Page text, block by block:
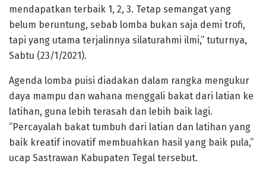
mendapatkan terbaik 1, 2, 3. Tetap semangat yang
belum beruntung, sebab lomba bukan saja demi trofi,
tapi yang utama terjalinnya silaturahmi ilmi,” tuturnya,
Sabtu (23/1/2021).
Agenda lomba puisi diadakan dalam rangka mengukur
daya mampu dan wahana menggali bakat dari latian ke
latihan, guna lebih terasah dan lebih baik lagi.
“Percayalah bakat tumbuh dari latian dan latihan yang
baik kreatif inovatif membuahkan hasil yang baik pula,”
ucap Sastrawan Kabupaten Tegal tersebut.